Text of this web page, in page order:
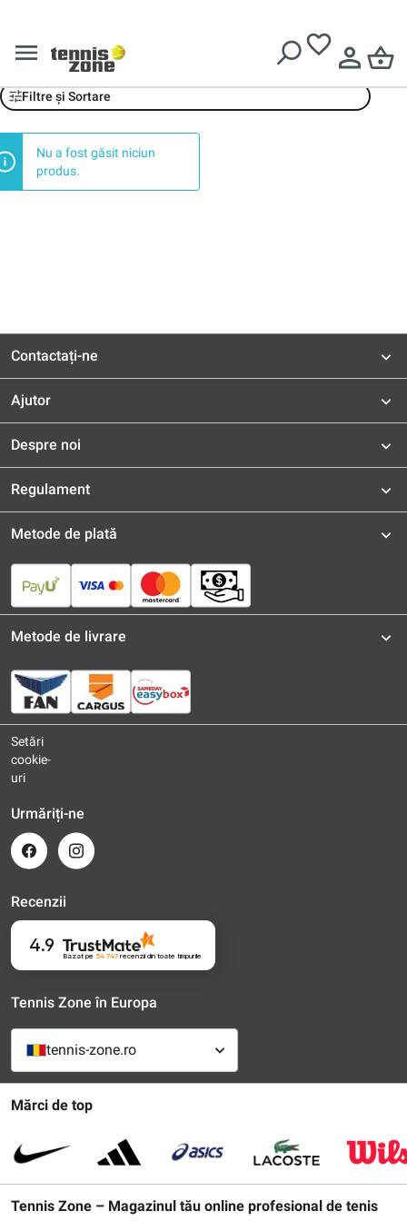
LOK
Filtre și Sortare
Nu a fost găsit niciun
produs.
Contactați-ne
Ajutor
Despre noi
Regulament
Mărci de top
Tennis Zone – Magazinul tău online profesional de tenis
Metode de plată
Metode de livrare
Setări
cookie-
uri
Urmăriți-ne
Recenzii
4.9
Bazat pe 54 747recenziidin toate timpurile
Tennis Zone în Europa
tennis-zone.ro